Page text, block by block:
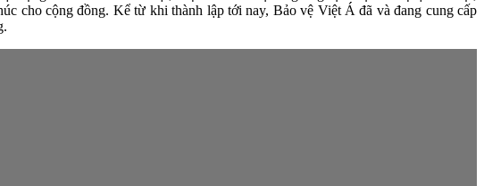
cho cộng đồng. Kể từ khi thành lập tới nay, Bảo vệ Việt Á đã và đang cung cấp